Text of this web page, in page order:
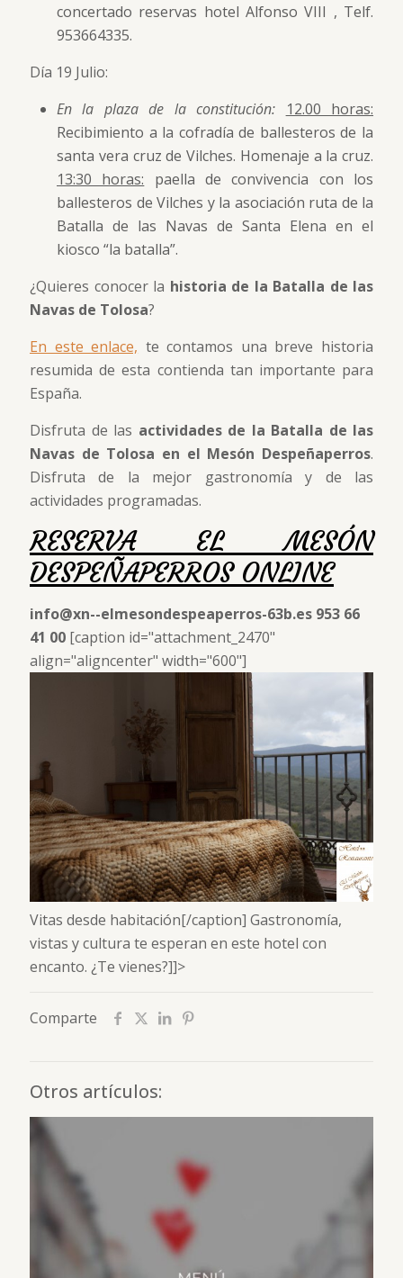
concertado reservas hotel Alfonso VIII , Telf.
953664335.
Día 19 Julio:
En la plaza de la constitución:
12.00 horas:
Recibimiento a la cofradía de ballesteros de la
santa vera cruz de Vilches. Homenaje a la cruz.
13:30 horas: paella de convivencia con los
ballesteros de Vilches y la asociación ruta de la
Batalla de las Navas de Santa Elena en el
kiosco “la batalla”.
¿Quieres conocer la historia de la Batalla de las
Navas de Tolosa?
En este enlace, te contamos una breve historia
resumida de esta contienda tan importante para
España.
Disfruta de las actividades de la Batalla de las
Navas de Tolosa en el Mesón Despeñaperros.
Disfruta de la mejor gastronomía y de las
actividades programadas.
RESERVA EL MESÓN
DESPEÑAPERROS ONLINE
info@xn--elmesondespeaperros-63b.es 953 66
41 00 [caption id="attachment_2470"
align="aligncenter" width="600"]
Vitas desde habitación[/caption] Gastronomía,
vistas y cultura te esperan en este hotel con
encanto. ¿Te vienes?]]>
Comparte
Otros artículos: